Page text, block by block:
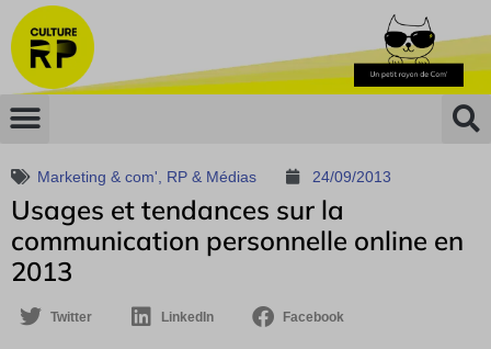
Marketing & com' RP & Médias 24/09/2013
Usages et tendances sur la
communication personnelle online en
2013
Twitter LinkedIn Facebook